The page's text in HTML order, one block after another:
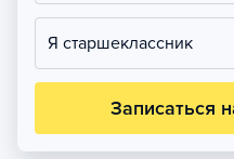
Я старшеклассник
Записаться